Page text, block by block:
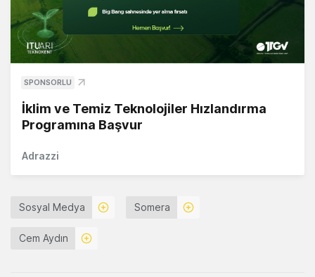
SPONSORLU
İklim ve Temiz Teknolojiler Hızlandırma
Programına Başvur
Adrazzi
Sosyal Medya Somera
Cem Aydın